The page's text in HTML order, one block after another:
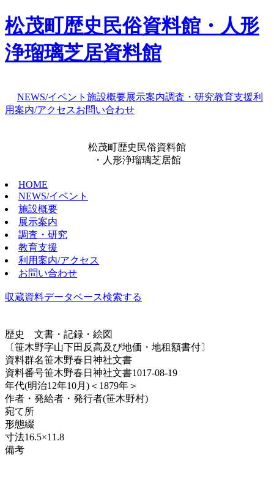
松茂町歴史民俗資料館・人形
浄瑠璃芝居資料館
NEWS/イベント 施設概要展示案内調査・研究教育支援利
用案内/アクセスお問い合わせ
松茂町歴史民俗資料館
・人形浄瑠璃芝居館
HOME
NEWS/イベント
施設概要
展示案内
調査・研究
教育支援
利用案内/アクセス
お問い合わせ
収蔵資料データベース検索する
歴史
文書・記録・絵図
〔笹木野字山下田反高及び地価・地租額書付〕
資料群名笹木野春日神社文書
資料番号笹木野春日神社文書1017-08-19
年代(明治12年10月)＜1879年＞
作者・発給者・発行者(笹木野村)
宛て所
形態綴
寸法16.5×11.8
備考